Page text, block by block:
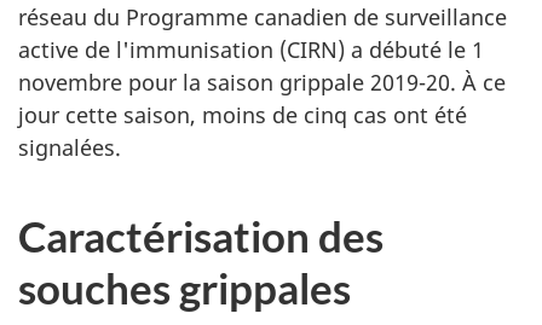
réseau du Programme canadien de surveillance
active de l'immunisation (CIRN) a débuté le 1
novembre pour la saison grippale 2019-20. À ce
jour cette saison, moins de cinq cas ont été
signalées.
Caractérisation des
souches grippales